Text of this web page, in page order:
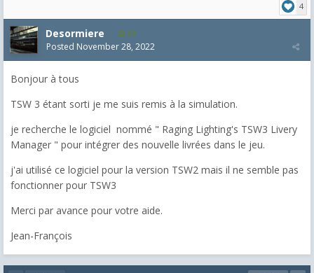
4
Desormiere 39
Posted November 28, 2022
Bonjour à tous
TSW 3 étant sorti je me suis remis à la simulation.
je recherche le logiciel nommé " Raging Lighting's TSW3 Livery
Manager " pour intégrer des nouvelle livrées dans le jeu.
j'ai utilisé ce logiciel pour la version TSW2 mais il ne semble pas
fonctionner pour TSW3
Merci par avance pour votre aide.
Jean-François